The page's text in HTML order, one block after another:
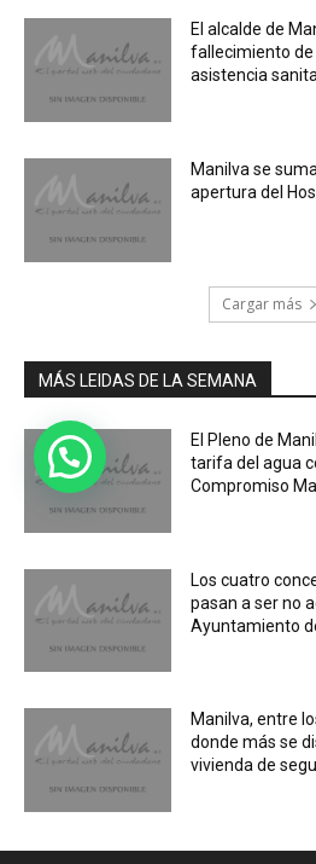
El alcalde de
fallecimiento de
asistencia
Manilva se
apertura del
Cargar más
MÁS LEIDAS DE LA SEMANA
El Pleno de
tarifa del agua
Compromiso
Los cuatro
pasan a ser no
Ayuntamiento
Manilva, entre
donde más se
vivienda de